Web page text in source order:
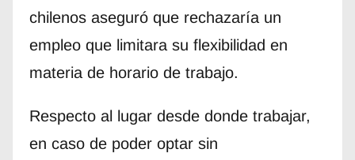
chilenos aseguró que rechazaría un
empleo que limitara su flexibilidad en
materia de horario de trabajo.
Respecto al lugar desde donde trabajar,
en caso de poder optar sin